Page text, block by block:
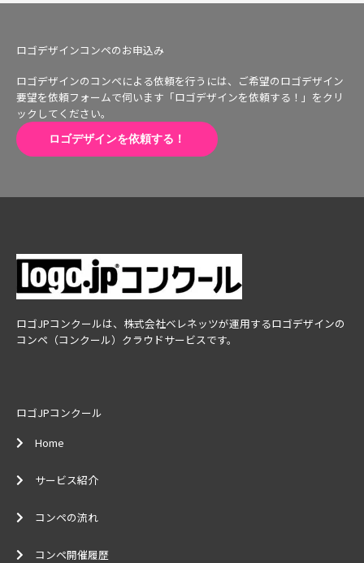
ロゴデザインコンペのお申込み
ロゴデザインのコンペによる依頼を行うには、ご希望のロゴデザイン
要望を依頼フォームで伺います「ロゴデザインを依頼する！」をクリ
ックしてください。
ロゴデザインを依頼する！
ロゴJPコンクールは、株式会社ベレネッツが運用するロゴデザインの
コンペ（コンクール）クラウドサービスです。
ロゴJPコンクール
Home
サービス紹介
コンペの流れ
コンペ開催履歴